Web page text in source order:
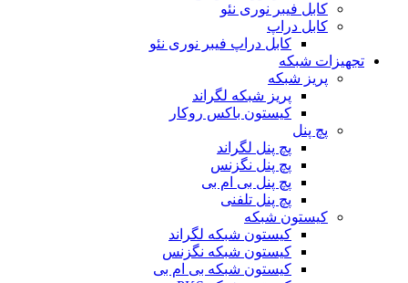
کابل فیبر نوری نئو
کابل دراپ
کابل دراپ فیبر نوری نئو
تجهیزات شبکه
پریز شبکه
پریز شبکه لگراند
کیستون باکس روکار
پچ پنل
پچ پنل لگراند
پچ پنل نگزنس
پچ پنل بی ام بی
پچ پنل تلفنی
کیستون شبکه
کیستون شبکه لگراند
کیستون شبکه نگزنس
کیستون شبکه بی ام بی